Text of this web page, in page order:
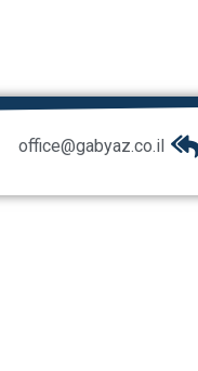
office@gabyaz.co.il